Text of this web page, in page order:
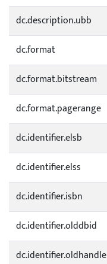
dc.description.ubb
dc.format
dc.format.bitstream
dc.format.pagerange
dc.identifier.elsb
dc.identifier.elss
dc.identifier.isbn
dc.identifier.olddbid
dc.identifier.oldhandle